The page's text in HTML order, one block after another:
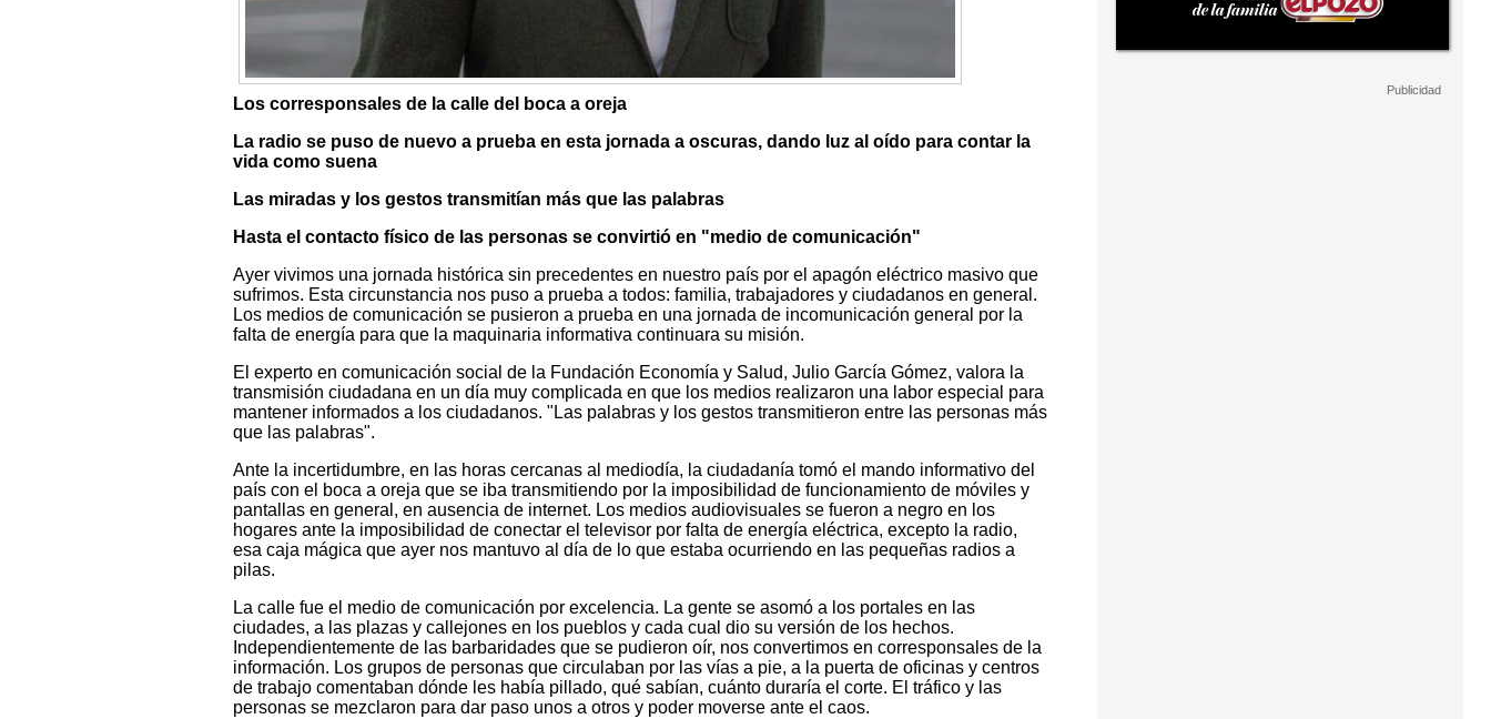
Los corresponsales de la calle del boca a oreja
La radio se puso de nuevo a prueba en esta jornada a oscuras, dando luz al oído para contar la
vida como suena
Las miradas y los gestos transmitían más que las palabras
Hasta el contacto físico de las personas se convirtió en "medio de comunicación"
Ayer vivimos una jornada histórica sin precedentes en nuestro país por el apagón eléctrico masivo que
sufrimos. Esta circunstancia nos puso a prueba a todos: familia, trabajadores y ciudadanos en general.
Los medios de comunicación se pusieron a prueba en una jornada de incomunicación general por la
falta de energía para que la maquinaria informativa continuara su misión.
El experto en comunicación social de la Fundación Economía y Salud, Julio García Gómez, valora la
transmisión ciudadana en un día muy complicada en que los medios realizaron una labor especial para
mantener informados a los ciudadanos. "Las palabras y los gestos transmitieron entre las personas más
que las palabras".
Ante la incertidumbre, en las horas cercanas al mediodía, la ciudadanía tomó el mando informativo del
país con el boca a oreja que se iba transmitiendo por la imposibilidad de funcionamiento de móviles y
pantallas en general, en ausencia de internet. Los medios audiovisuales se fueron a negro en los
hogares ante la imposibilidad de conectar el televisor por falta de energía eléctrica, excepto la radio,
esa caja mágica que ayer nos mantuvo al día de lo que estaba ocurriendo en las pequeñas radios a
pilas.
La calle fue el medio de comunicación por excelencia. La gente se asomó a los portales en las
ciudades, a las plazas y callejones en los pueblos y cada cual dio su versión de los hechos.
Independientemente de las barbaridades que se pudieron oír, nos convertimos en corresponsales de la
información. Los grupos de personas que circulaban por las vías a pie, a la puerta de oficinas y centros
de trabajo comentaban dónde les había pillado, qué sabían, cuánto duraría el corte. El tráfico y las
personas se mezclaron para dar paso unos a otros y poder moverse ante el caos.